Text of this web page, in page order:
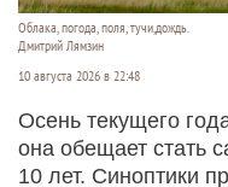
Облака, погода, поля, тучи,дождь.
Дмитрий Лямзин
10 августа 2026 в 22:48
Осень текущего
она обещает стать
10 лет. Синоптики